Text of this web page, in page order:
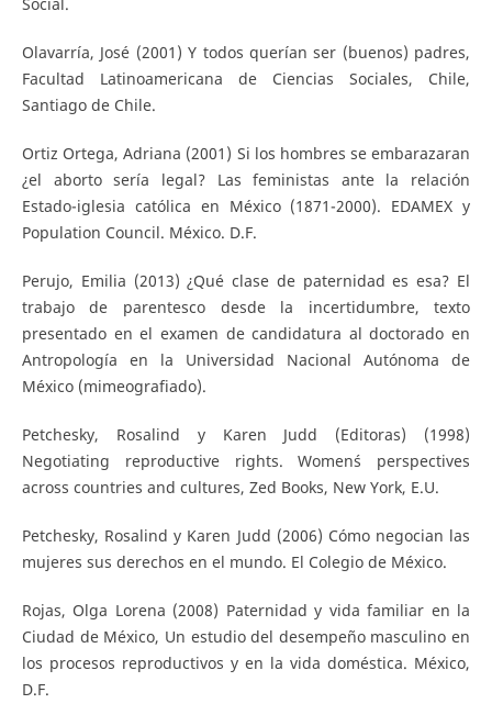
Olavarría, José (2001) Y todos querían ser (buenos) padres,
Facultad Latinoamericana de Ciencias Sociales, Chile,
Santiago de Chile.
Ortiz Ortega, Adriana (2001) Si los hombres se embarazaran
¿el aborto sería legal? Las feministas ante la relación
Estado-iglesia católica en México (1871-2000). EDAMEX y
Population Council. México. D.F.
Perujo, Emilia (2013) ¿Qué clase de paternidad es esa? El
trabajo de parentesco desde la incertidumbre, texto
presentado en el examen de candidatura al doctorado en
Antropología en la Universidad Nacional Autónoma de
México (mimeografiado).
Petchesky, Rosalind y Karen Judd (Editoras) (1998)
Negotiating reproductive rights. Women´s perspectives
across countries and cultures, Zed Books, New York, E.U.
Petchesky, Rosalind y Karen Judd (2006) Cómo negocian las
mujeres sus derechos en el mundo. El Colegio de México.
Rojas, Olga Lorena (2008) Paternidad y vida familiar en la
Ciudad de México, Un estudio del desempeño masculino en
los procesos reproductivos y en la vida doméstica. México,
D.F.